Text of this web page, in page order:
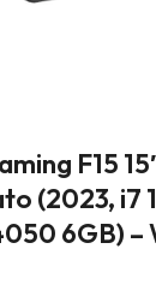
F15
(2023, i7
6GB) –